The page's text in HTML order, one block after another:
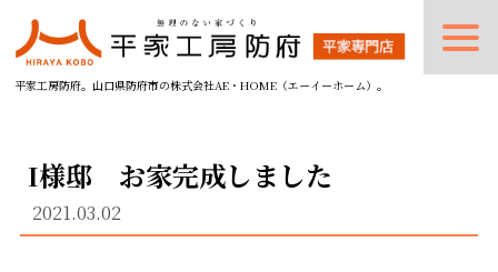
平家工房防府。山口県防府市の株式会社AE・HOME（エーイーホーム）。
I様邸 お家完成しました
2021.03.02